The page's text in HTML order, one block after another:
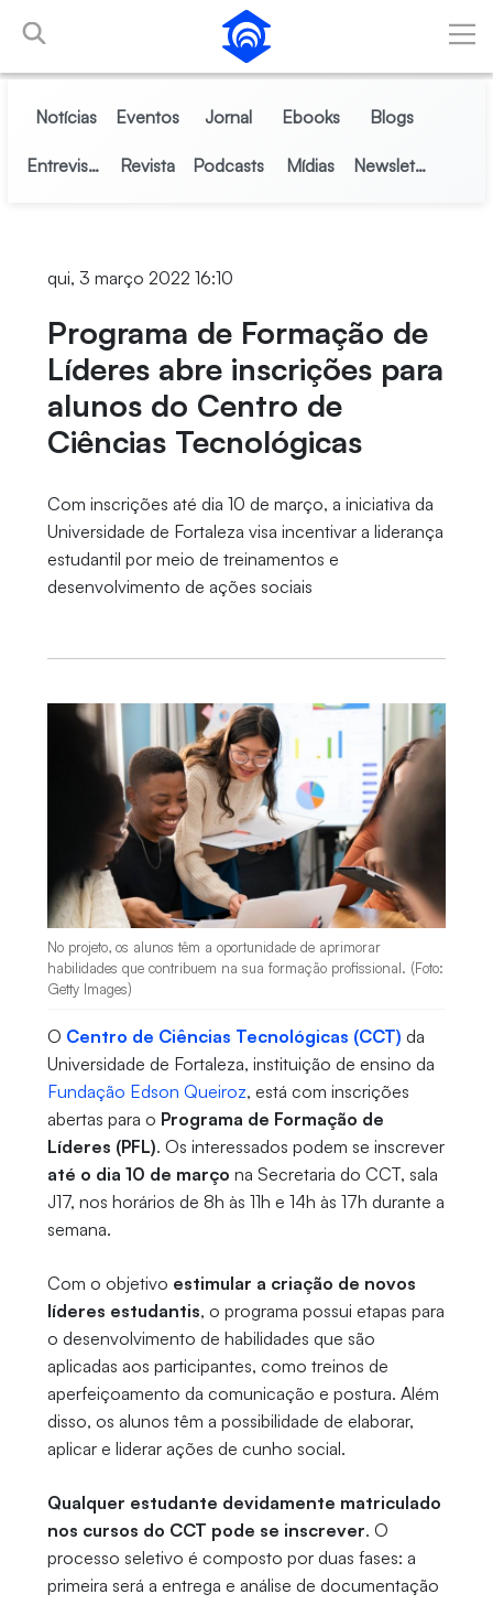
Pular para o Conteúdo principal
Notícias Eventos Jornal Ebooks Blogs
Entrevistas Revista Podcasts Mídias Newsletter
qui, 3 março 2022 16:10
Programa de Formação de
Líderes abre inscrições para
alunos do Centro de
Ciências Tecnológicas
Com inscrições até dia 10 de março, a iniciativa da
Universidade de Fortaleza visa incentivar a liderança
estudantil por meio de treinamentos e
desenvolvimento de ações sociais
No projeto, os alunos têm a oportunidade de aprimorar
habilidades que contribuem na sua formação profissional. (Foto:
Getty Images)
O Centro de Ciências Tecnológicas (CCT) da
Universidade de Fortaleza, instituição de ensino da
Fundação Edson Queiroz, está com inscrições
abertas para o Programa de Formação de
Líderes (PFL). Os interessados podem se inscrever
até o dia 10 de março na Secretaria do CCT, sala
J17, nos horários de 8h às 11h e 14h às 17h durante a
semana.
Com o objetivo estimular a criação de novos
líderes estudantis, o programa possui etapas para
o desenvolvimento de habilidades que são
aplicadas aos participantes, como treinos de
aperfeiçoamento da comunicação e postura. Além
disso, os alunos têm a possibilidade de elaborar,
aplicar e liderar ações de cunho social.
Qualquer estudante devidamente matriculado
nos cursos do CCT pode se inscrever. O
processo seletivo é composto por duas fases: a
primeira será a entrega e análise de documentação